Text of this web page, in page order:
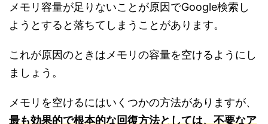
メモリ容量が足りないことが原因でGoogle検索し
ようとすると落ちてしまうことがあります。
これが原因のときはメモリの容量を空けるようにし
ましょう。
メモリを空けるにはいくつかの方法がありますが、
最も効果的で根本的な回復方法としては、不要なア